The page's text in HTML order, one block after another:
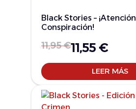
Black Stories – ¡Atención
Conspiración!
11,95€11,55 €
LEER MÁS